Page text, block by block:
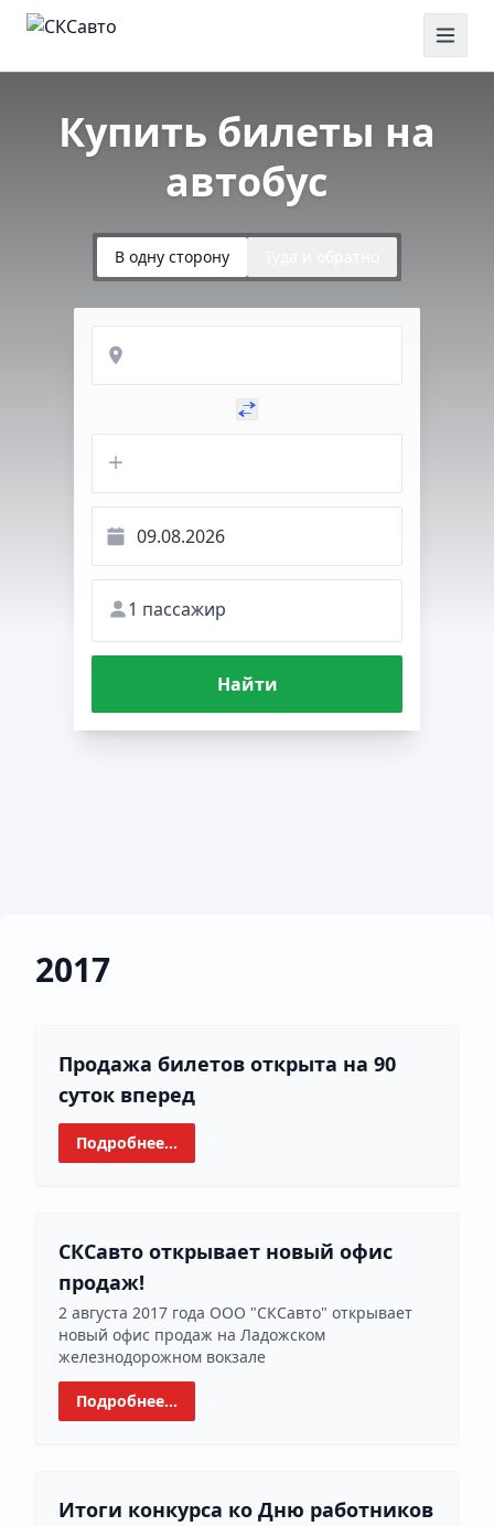
Купить билеты на
автобус
В одну сторону
1 пассажир
Найти
2017
Продажа билетов открыта на 90
суток вперед
Подробнее...
СКСавто открывает новый офис
продаж!
2 августа 2017 года ООО "СКСавто" открывает
новый офис продаж на Ладожском
железнодорожном вокзале
Подробнее...
Итоги конкурса ко Дню работников